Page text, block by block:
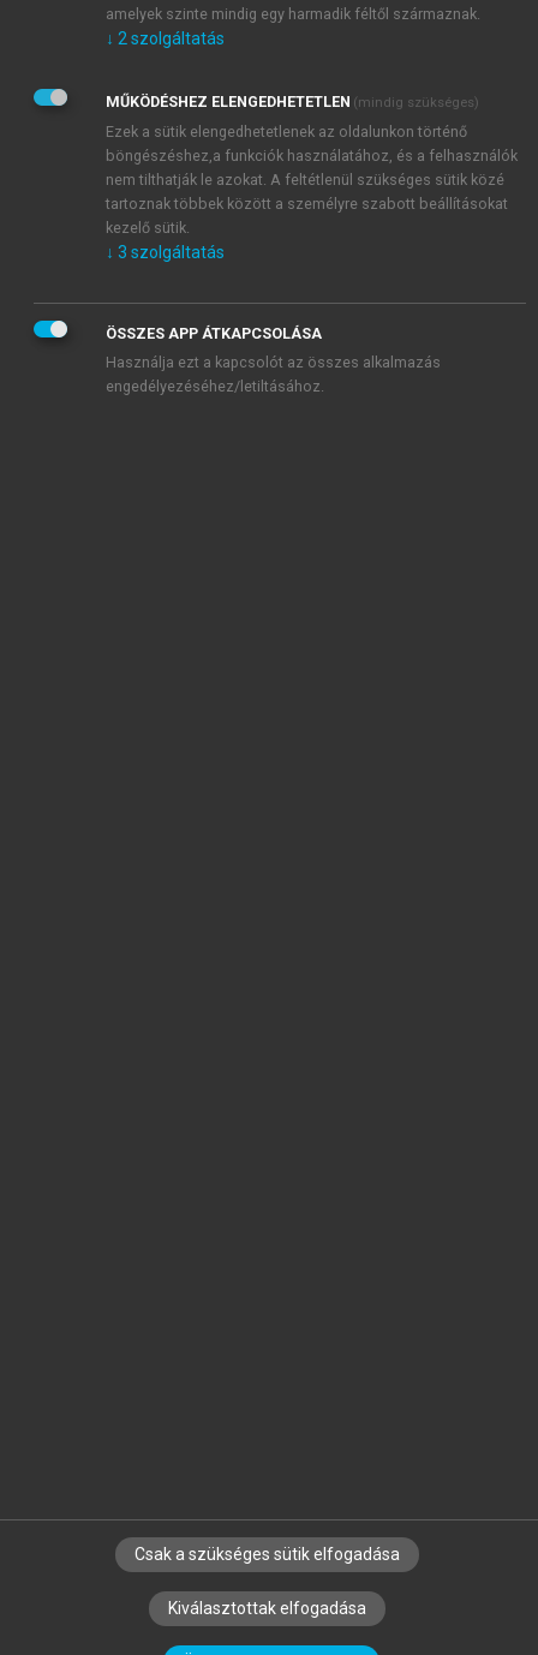
Kérek értesítést a MeRSZ újdonságairól, akcióiról.
Kérek értesítést az Akadémiai Kiadó Zrt. újdonságairól,
Adatkezelési tájékoztatóbanfoglaltakat tudomásul
veszem és elfogadom.
Általános vásárlási feltételeket, valamint a szotar.netés a
mersz.huoldalak licencszerződéseiben foglaltakat
tudomásul veszem és elfogadom.
KIPRÓBÁLOM
SZERZŐKNEK CÉGEKNEK KÖNYVTÁROSOKNAK
SZERKESZTÉSI ÉS LEKTORÁLÁSI ALAPELVEK
amelyek szinte mindig egy harmadik féltől származnak.
↓ 2 szolgáltatás
MŰKÖDÉSHEZ ELENGEDHETETLEN (mindig szükséges)
Ezek a sütik elengedhetetlenek az oldalunkon történő
böngészéshez,a funkciók használatához, és a felhasználók
nem tilthatják le azokat. A feltétlenül szükséges sütik közé
tartoznak többek között a személyre szabott beállításokat
kezelő sütik.
↓ 3 szolgáltatás
ÖSSZES APP ÁTKAPCSOLÁSA
Használja ezt a kapcsolót az összes alkalmazás
engedélyezéséhez/letiltásához.
Csak a szükséges sütik elfogadása
Kiválasztottak elfogadása